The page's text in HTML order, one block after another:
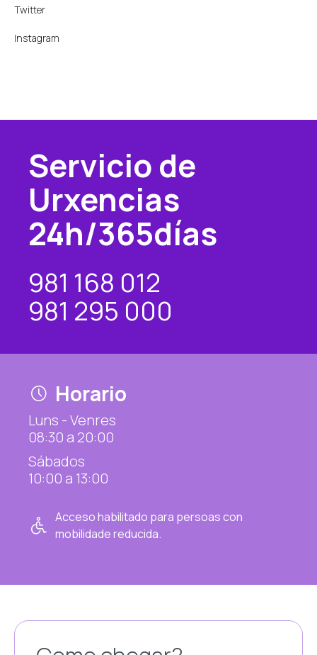
Twitter
Instagram
Servicio de
Urxencias
24h/365días
981 168 012
981 295 000
Horario
Luns - Venres
08:30 a 20:00
Sábados
10:00 a 13:00
Acceso habilitado para persoas con
mobilidade reducida.